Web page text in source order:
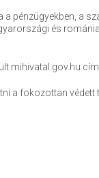
a pénzügyekben, a
és
mihivatal.gov.hu
a fokozottan védett